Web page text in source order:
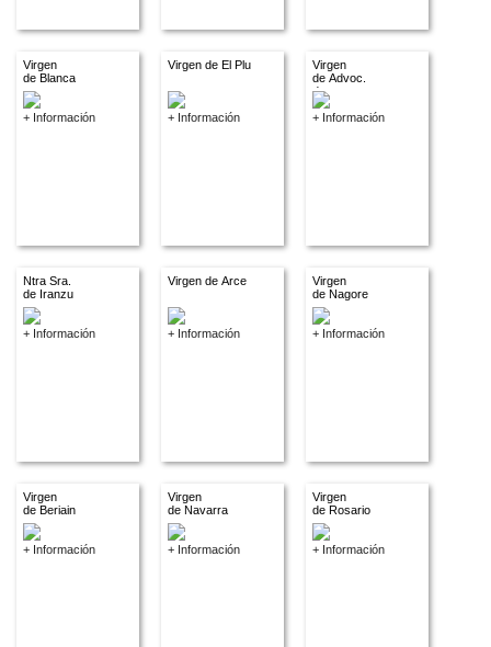
Virgen
de Blanca
+ Información
Virgen de El Plu
+ Información
Virgen
de Advoc.
descon.
+ Información
Ntra Sra.
de Iranzu
+ Información
Virgen de Arce
+ Información
Virgen
de Nagore
+ Información
Virgen
de Beriain
+ Información
Virgen
de Navarra
+ Información
Virgen
de Rosario
+ Información